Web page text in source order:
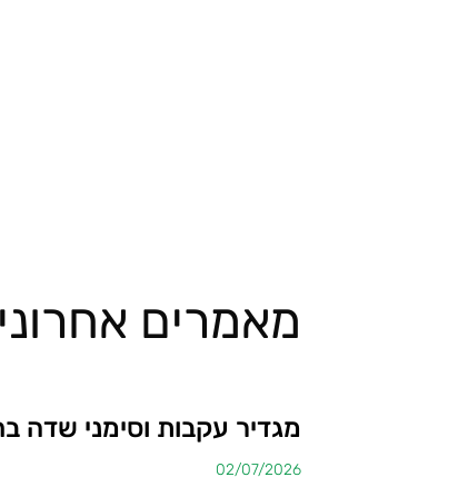
מאמרים
מגדיר עקבות וסימני שדה
02/07/2026